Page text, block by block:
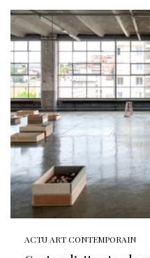
ACTU ART CONTEMPORAIN